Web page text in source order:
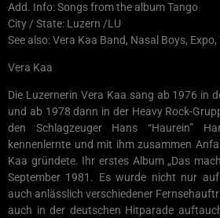
Add. Info: Songs from the album Tango
City / State: Luzern /LU
See also: Vera Kaa Band, Nasal Boys,
Vera Kaa
Die Luzernerin Vera Kaa sang ab 1976 in
und ab 1978 dann in der Heavy Rock-
den Schlagzeuger Hans “Haurein”
kennenlernte und mit ihm zusammen
Kaa gründete. Ihr erstes Album „Das
September 1981. Es wurde nicht nur
auch anlässlich verschiedener
auch in der deutschen Hitparade